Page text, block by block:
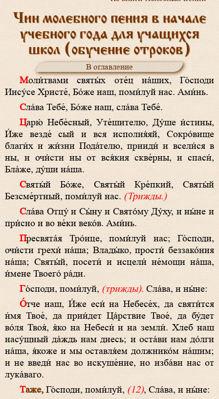
Чин молебного пения в начале
учебного года для учащихся
школ (обучение отроков)
В оглавление
Моли́твами святы́х оте́ц на́ших, Го́споди
Иису́се Христе́, Бо́же наш, поми́луй нас. Ами́нь.
Сла́ва Тебе́, Бо́же наш, сла́ва Тебе́.
Царю́ Небе́сный, Уте́шителю, Ду́ше и́стины,
И́же везде́ сый и вся исполня́яй, Сокро́вище
благи́х и жи́зни Пода́телю, прииди́ и всели́ся в
ны, и очи́сти ны от вся́кия скве́рны, и спаси́,
Бла́же, ду́ши на́ша.
Святы́й Бо́же, Святы́й Кре́пкий, Святы́й
Безсме́ртный, поми́луй нас.(Трижды.)
Сла́ва Отцу́ и Сы́ну и Свято́му Ду́ху, и ны́не и
при́сно и во ве́ки веко́в. Ами́нь.
Пресвята́я Тро́ице, поми́луй нас; Го́споди,
очи́сти грехи́ на́ша; Влады́ко, прости́ беззако́ния
на́ша; Святы́й, посети́ и исцели́ не́мощи на́ша,
и́мене Твоего́ ра́ди.
Го́споди, поми́луй,(трижды).Сла́ва, и ны́не:
О́тче наш, И́же еси́ на Небесе́х, да святи́тся
и́мя Твое́, да прии́дет Ца́рствие Твое́, да бу́дет
во́ля Твоя́, я́ко на Небеси́ и на земли́. Хлеб наш
насу́щный да́ждь нам днесь; и оста́ви нам до́лги
на́ша, я́коже и мы оставля́ем должнико́м на́шим;
и не введи́ нас во искуше́ние, но изба́ви нас от
лука́ваго.
Таже,Го́споди, поми́луй,(12), Сла́ва, и ны́не: